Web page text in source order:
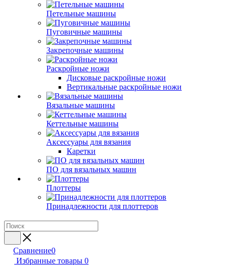
Петельные машины
Пуговичные машины
Закрепочные машины
Раскройные ножи
Дисковые раскройные ножи
Вертикальные раскройные ножи
Вязальные машины
Кеттельные машины
Аксессуары для вязания
Каретки
ПО для вязальных машин
Плоттеры
Принадлежности для плоттеров
Сравнение0
Избранные товары 0